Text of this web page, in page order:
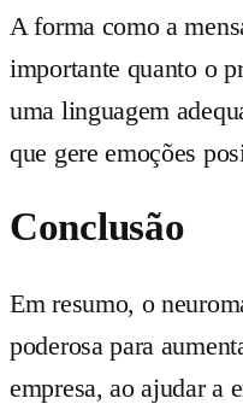
A forma como a
importante quanto o
uma linguagem
que gere emoções
Conclusão
Em resumo, o
poderosa para
empresa, ao ajudar a